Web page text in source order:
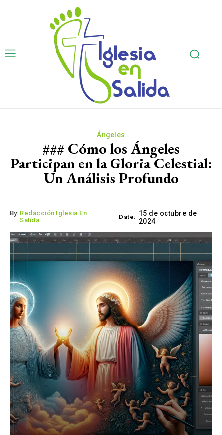
Ángeles
### Cómo los Ángeles
Participan en la Gloria Celestial:
Un Análisis Profundo
By: Redacción Iglesia En
Salida
Date: 15 de octubre de
2024